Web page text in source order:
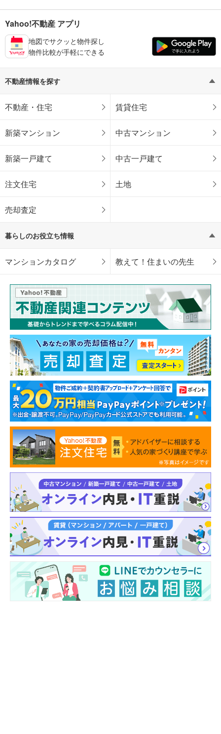
Yahoo!不動産 アプリ
地図でサクッと物件探し
物件比較が手軽にできる
不動産情報を探す
不動産・住宅 賃貸住宅
新築マンション 中古マンション
新築一戸建て 中古一戸建て
注文住宅 土地
売却査定
暮らしのお役立ち情報
マンションカタログ 教えて！住まいの先生